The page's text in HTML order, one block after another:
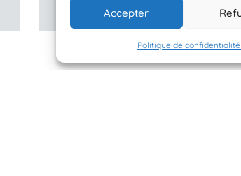
Accepter
Politique de confidentialité
ugomad